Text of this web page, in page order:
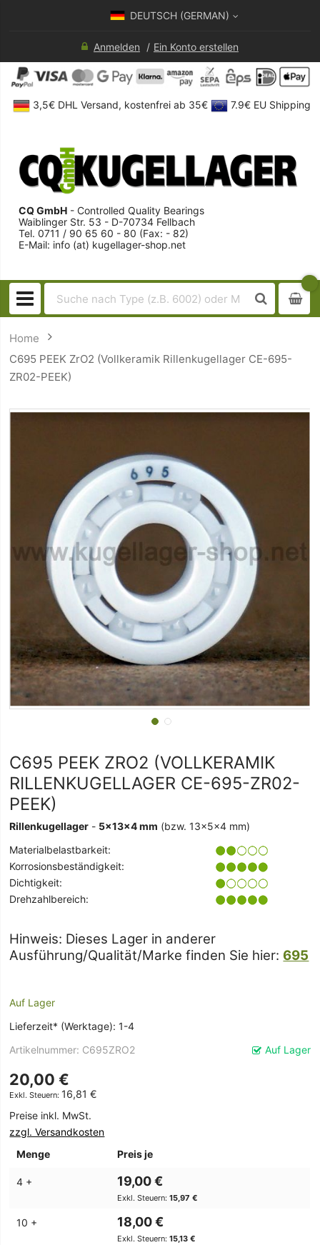
DEUTSCH (GERMAN)
Anmelden Ein Konto erstellen
3,5€ DHL Versand, kostenfrei ab 35€ 7.9€ EU Shipping
CQ GmbH - Controlled Quality Bearings
Waiblinger Str. 53 - D-70734 Fellbach
Tel. 0711 / 90 65 60 - 80 (Fax: - 82)
E-Mail: info (at) kugellager-shop.net
Home
C695 PEEK ZrO2 (Vollkeramik Rillenkugellager CE-695-
ZR02-PEEK)
C695 PEEK ZRO2 (VOLLKERAMIK
RILLENKUGELLAGER CE-695-ZR02-
PEEK)
Rillenkugellager - 5x13x4 mm (bzw. 13x5x4 mm)
Materialbelastbarkeit:
Korrosionsbeständigkeit:
Dichtigkeit:
Drehzahlbereich:
Hinweis: Dieses Lager in anderer
Ausführung/Qualität/Marke finden Sie hier: 695
Auf Lager
Lieferzeit* (Werktage): 1-4
Auf Lager
Artikelnummer C695ZRO2
20,00 €
16,81 €
Preise inkl. MwSt.
zzgl. Versandkosten
Menge
Preis je
4 + 19,00 €
15,97 €
10 + 18,00 €
15,13 €